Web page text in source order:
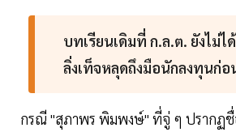
บทเรียนเดิมที่ ก.ล.ต. ยังไม่ไ
ลิ่งเท็จหลุดถึงมือนักลงทุนก่อ
กรณี "สุภาพร พิมพงษ์" ที่จู่ ๆ ปรากฏชื่